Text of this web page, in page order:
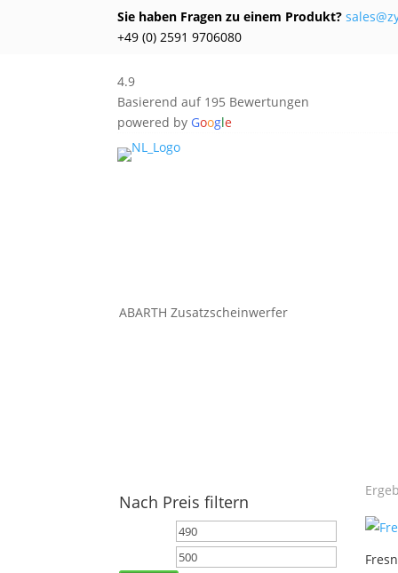
Sie haben Fragen zu einem Produkt?
+49 (0) 2591 9706080
4.9
Basierend auf 195 Bewertungen
powered by Google
ABARTH Zusatzscheinwerfer
Nach Preis filtern
Min.
Preis